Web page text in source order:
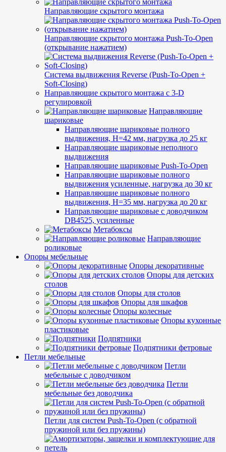
Направляющие скрытого монтажа
Направляющие скрытого монтажа Push-To-Open
(открывание нажатием)
Система выдвижения Reverse (Push-To-Open +
Soft-Closing)
Направляющие скрытого монтажа с 3-D
регулировкой
Направляющие
шариковые
Направляющие шариковые полного
выдвижения, H=42 мм, нагрузка до 25 кг
Направляющие шариковые неполного
выдвижения
Направляющие шариковые Push-To-Open
Направляющие шариковые полного
выдвижения усиленные, нагрузка до 30 кг
Направляющие шариковые полного
выдвижения, H=35 мм, нагрузка до 20 кг
Направляющие шариковые с доводчиком
DB4525, усиленные
Метабоксы
Направляющие
роликовые
Опоры мебельные
Опоры декоративные
Опоры для детских
столов
Опоры для столов
Опоры для шкафов
Опоры колесные
Опоры кухонные
пластиковые
Подпятники
Подпятники фетровые
Петли мебельные
Петли
мебельные с доводчиком
Петли
мебельные без доводчика
Петли для систем Push-To-Open (с обратной
пружиной или без пружины)